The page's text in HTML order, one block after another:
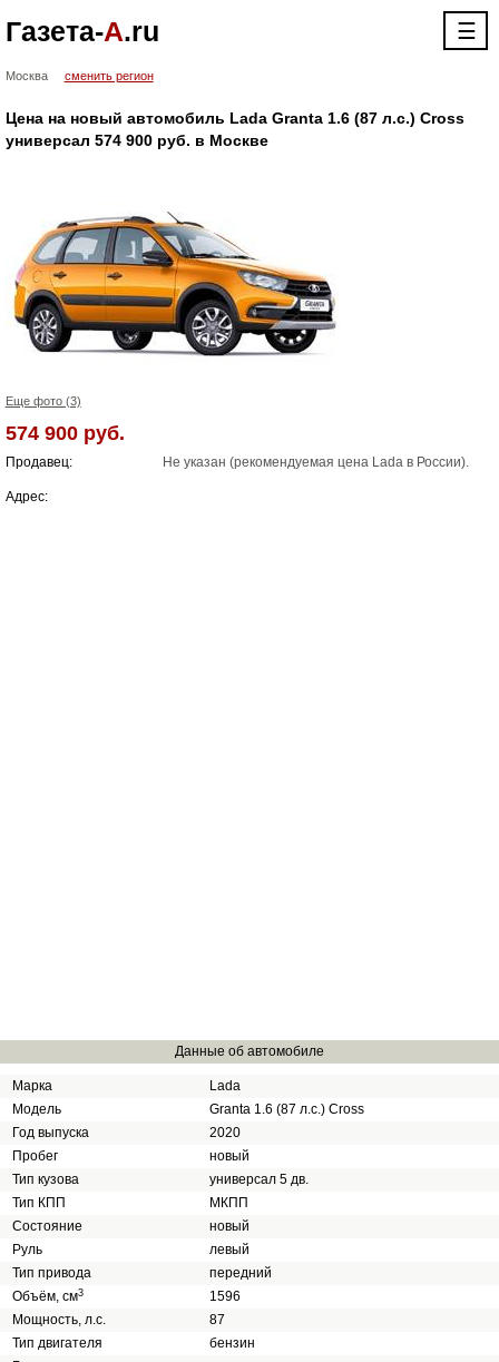
Газета-А.ru ☰
Москва сменить регион
Цена на новый автомобиль Lada Granta 1.6 (87 л.с.) Cross
универсал 574 900 руб. в Москве
Еще фото (3)
574 900 руб.
Продавец: Не указан (рекомендуемая цена Lada в России).
Адрес:
Данные об автомобиле
Марка
Lada
Модель
Granta 1.6 (87 л.с.) Cross
Год выпуска
2020
Пробег
новый
Тип кузова
универсал 5 дв.
Тип КПП
МКПП
Состояние
новый
Руль
левый
Тип привода
передний
Объём, см3
1596
Мощность, л.с.
87
Тип двигателя
бензин